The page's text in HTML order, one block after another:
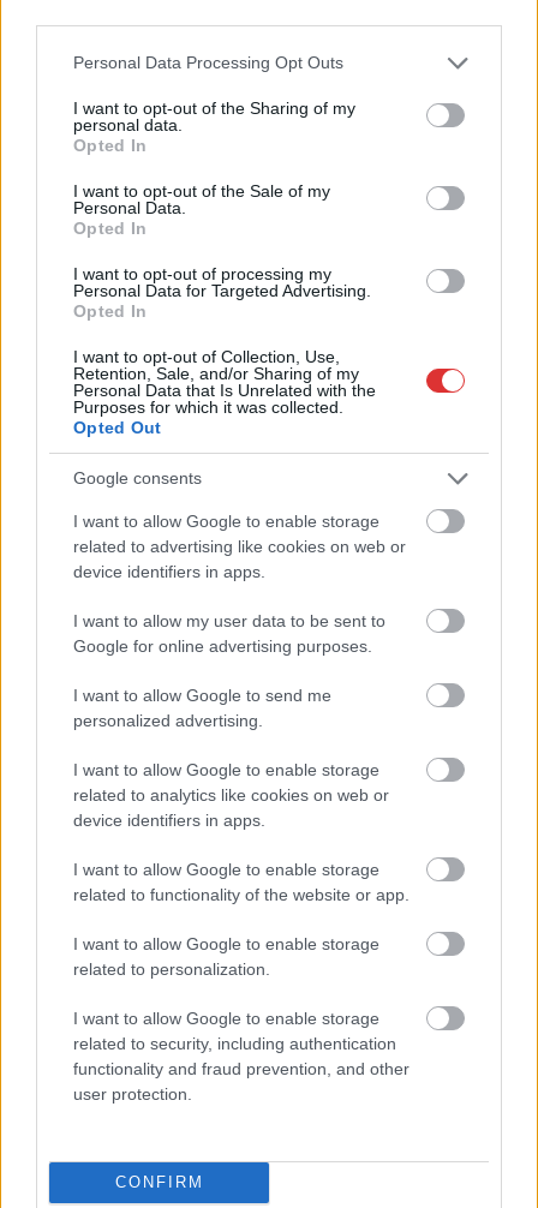
Please note that this website/app uses one or more Google
not limited to your visit or usage behaviour. You may click to
grant or deny consent to Google and its third-party tags to
use your data for below specified purposes in below Google
consent section.
Personal Data Processing Opt Outs
I want to opt-out of the Sharing of my
personal data.
Opted In
I want to opt-out of the Sale of my
Personal Data.
Opted In
I want to opt-out of processing my
Personal Data for Targeted Advertising.
Opted In
I want to opt-out of Collection, Use,
Retention, Sale, and/or Sharing of my
Personal Data that Is Unrelated with the
Purposes for which it was collected.
Opted Out
Google consents
I want to allow Google to enable storage
related to advertising like cookies on web or
device identifiers in apps.
I want to allow my user data to be sent to
Google for online advertising purposes.
I want to allow Google to send me
personalized advertising.
I want to allow Google to enable storage
related to analytics like cookies on web or
device identifiers in apps.
I want to allow Google to enable storage
related to functionality of the website or app.
I want to allow Google to enable storage
related to personalization.
I want to allow Google to enable storage
related to security, including authentication
functionality and fraud prevention, and other
user protection.
CONFIRM
fennakadásokra és pótlóbuszos közlekedésre számítsunk az
egyik Jász-Nagykun-Szolnok megyei vasútvonalon
Visszaszámlálás indul: -1, 0, Sziget!
Magyarország jobban látszik közelről – heti médiaszemle a
Már magasabb szinten is nyomoznak Szijjártó
büntetőügyében, vesztegetés miatt 3 év letöltendőt kaphat és
ez csak az egyik botrány
Problémák egész Jász-Nagykun-Szolnok megyében: egyre
Szolnokon egy kulcsfontosságú körforgalmat részlegesen
lezárnak a napokban, a közlekedés az átlagost is meghaladó
mértékben lebénul
Elromlott a biztosítóberendezés a ceglédi vasútvonalon,
alapos késések alakultak ki a menetrendhez képest,
kimaradás is előfordult
Ön szerint hogy készül a hamisítatlan szolnoki habos isler?
Országos ellenőrzés indult a hazai akkumulátoripari
üzemekben
Az idei év leglassabb növekedését hozta a június a
kiskereskedelemben
Györfi Mihály több tucat vállalkozással egyeztetett a
kerékpárgyár dolgozóinak megsegítéséről
rekord is megdőlt
Egy telefonhívást akart, végül rendőrök vitték el a mezőtúri
A Tisza kormány minisztere újabb nagy változásokról döntött
a közoktatásban – például az iskolaigazgatók visszakapják
munkáltatói jogaikat
Sok volt az igazolatlan hiányzás, Pócs János fizetéslevonást
kapott, más fideszesek még kevesebbet vittek haza
további üzemeltetését